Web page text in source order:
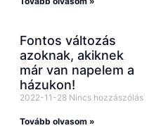
Fontos változás
azoknak, akiknek
már van napelem a
házukon!
2022-11-28 Nincs hozzászólás
Tovább olvasom »